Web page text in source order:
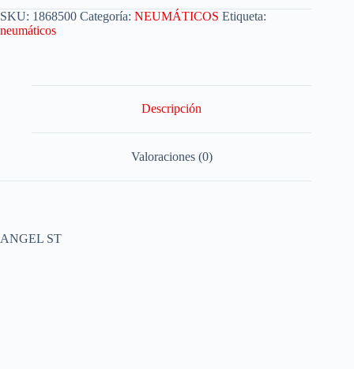
SKU: 1868500 Categoría: NEUMÁTICOS Etiqueta:
neumáticos
Descripción
Valoraciones (0)
ANGEL ST